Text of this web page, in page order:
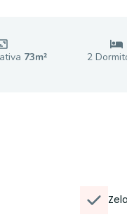
73m² 2